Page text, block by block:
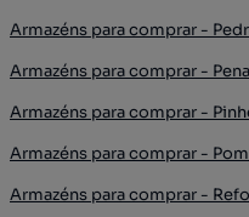
Armazéns para comprar -
Armazéns para comprar -
Armazéns para comprar -
Armazéns para comprar -
Armazéns para comprar -